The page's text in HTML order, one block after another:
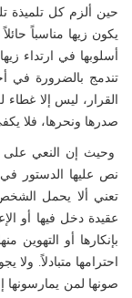
حين ألزم كل تلميذة
يكون زيها مناسباً
أسلوبها في ارتداء
تندمج بالضرورة في
القرار، ليس إلا غطاء
صدرها ونحرها، فلا
وحيث إن النعي على
تعني ألا يحمل
عقيدة دخل فيها أو
بإنكارها أو التهوين
احترامها متبادلاً.
صونها لمن يمارسونها